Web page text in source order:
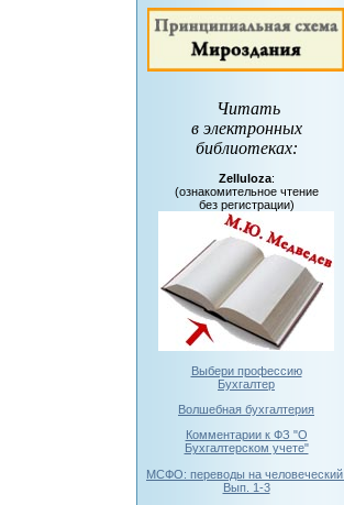
Читать
в электронных
библиотеках:
Zelluloza:
(ознакомительное чтение
без регистрации)
Выбери профессию
Бухгалтер
Волшебная бухгалтерия
Комментарии к ФЗ "О
Бухгалтерском учете"
МСФО: переводы на человеческий.
Вып. 1-3